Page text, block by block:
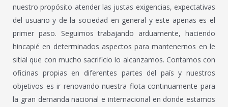
nuestro propósito atender las justas exigencias, expectativas
del usuario y de la sociedad en general y este apenas es el
primer paso. Seguimos trabajando arduamente, haciendo
hincapié en determinados aspectos para mantenernos en le
sitial que con mucho sacrificio lo alcanzamos. Contamos con
oficinas propias en diferentes partes del país y nuestros
objetivos es ir renovando nuestra flota continuamente para
la gran demanda nacional e internacional en donde estamos